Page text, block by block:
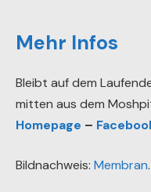
Mehr Infos
Bleibt auf dem
mitten aus dem
Homepage –
Bildnachweis: Membran.